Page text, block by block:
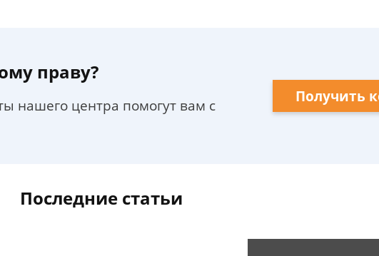
праву?
нашего центра помогут вам с
Получить
Последние статьи